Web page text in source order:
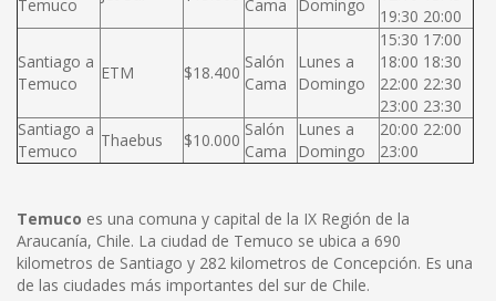
Temuco
Cama
Domingo
19:30 20:00
Santiago a
Temuco
ETM $18.400
Salón
Cama
Lunes a
Domingo
15:30 17:00
18:00 18:30
22:00 22:30
23:00 23:30
Santiago a
Temuco
Thaebus $10.000
Salón
Cama
Lunes a
Domingo
20:00 22:00
23:00
Temuco es una comuna y capital de la IX Región de la
Araucanía, Chile. La ciudad de Temuco se ubica a 690
kilometros de Santiago y 282 kilometros de Concepción. Es una
de las ciudades más importantes del sur de Chile.